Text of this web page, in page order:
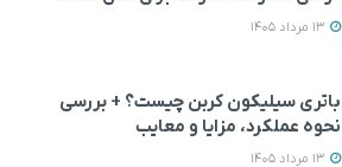
باتری سیلیکون کربن چیست؟ + بررسی
نحوه عملکرد، مزایا و معایب